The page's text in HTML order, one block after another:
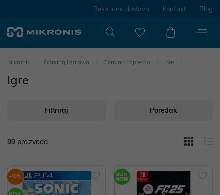
Besplatna dostava Kontakt Blog
Mikronis Gaming i zabava Gaming i oprema Igre
Igre
Filtriraj Poredak
99 proizvoda
-40%